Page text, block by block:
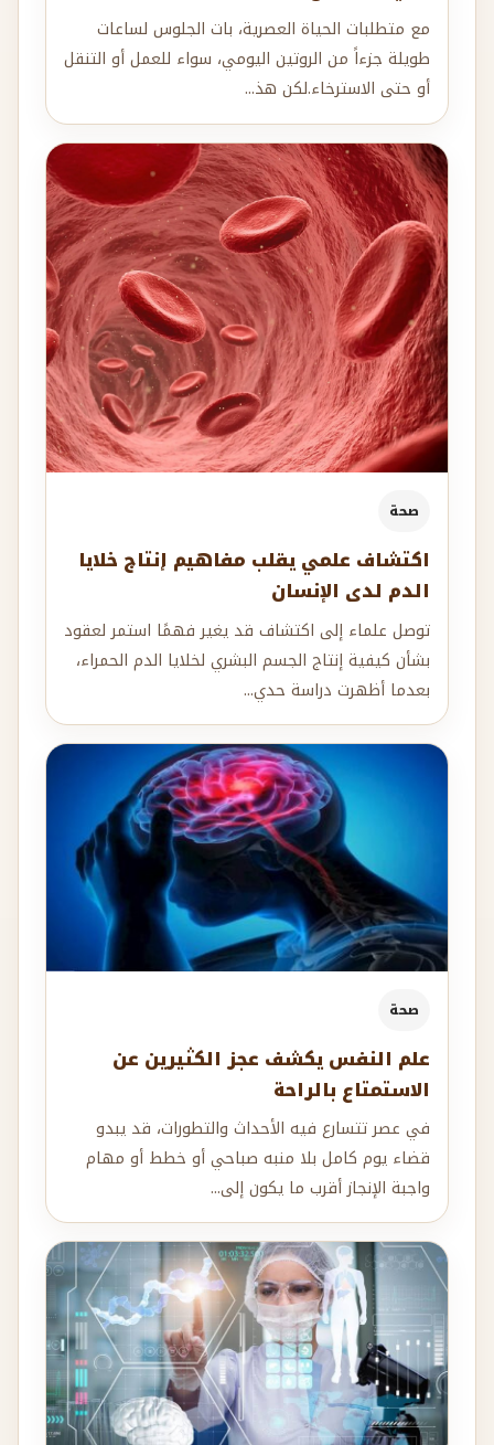
مع متطلبات الحياة العصرية، بات الجلوس لساعات
طويلة جزءاً من الروتين اليومي، سواء للعمل أو التنقل
أو حتى الاسترخاء.لكن هذ...
صحة
اكتشاف علمي يقلب مفاهيم إنتاج خلايا
الدم لدى الإنسان
توصل علماء إلى اكتشاف قد يغير فهمًا استمر لعقود
بشأن كيفية إنتاج الجسم البشري لخلايا الدم الحمراء،
بعدما أظهرت دراسة حدي...
صحة
علم النفس يكشف عجز الكثيرين عن
الاستمتاع بالراحة
في عصر تتسارع فيه الأحداث والتطورات، قد يبدو
قضاء يوم كامل بلا منبه صباحي أو خطط أو مهام
واجبة الإنجاز أقرب ما يكون إلى...